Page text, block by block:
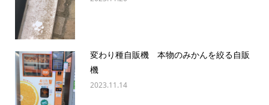
変わり種自販機 本物のみかんを絞る自販
機
2023.11.14